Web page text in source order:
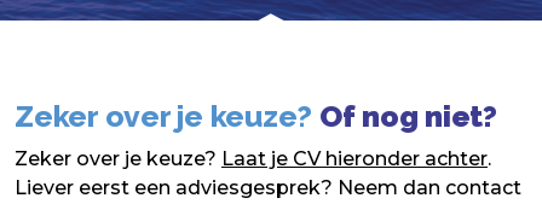
Zeker over je keuze? Of nog niet?
Zeker over je keuze? Laat je CV hieronder achter.
Liever eerst een adviesgesprek? Neem dan contact